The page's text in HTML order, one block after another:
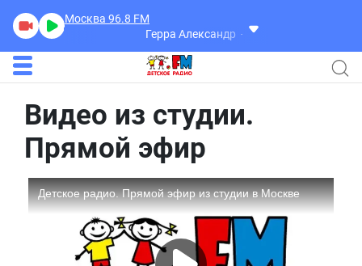
Москва 96.8 FM
Герра Александр
Разговоры
Видео из студии.
Прямой эфир